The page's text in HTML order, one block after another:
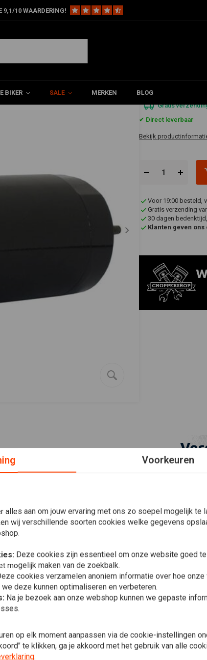
9,1/10 WAARDERING!
BIKER SALE MERKEN BLOG
€861,84
Gratis
✔ Direct leverbaar
Bekijk
Voor 19:00 besteld,
Gratis verzending
30 dagen
Klanten geven ons
verkrijgbaar in zwarte kleur. Dit is een speciale
met accu's in de tank (hoefijzer).
hoger ampèrage, wat in extreme situaties kan
helpt dit te voorkomen.
Plaats ook een review
WEST COAST
OG Klassiek T-
Voorkeuren
alles aan om jouw ervaring met ons zo soepel mogelijk te
wij verschillende soorten cookies welke gegevens
Deze cookies zijn essentieel om onze website goed
mogelijk maken van de zoekbalk.
cookies verzamelen anoniem informatie over hoe
deze kunnen optimaliseren en verbeteren.
Na je bezoek aan onze webshop kunnen we gepaste
op elk moment aanpassen via de cookie-instellingen
te klikken, ga je akkoord met het gebruik van alle
.